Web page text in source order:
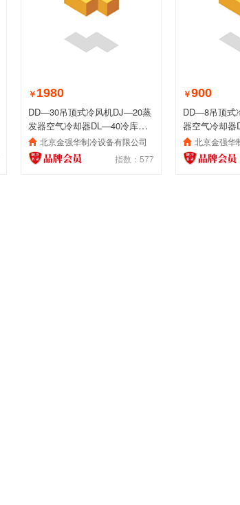
￥ 1980
DD—30吊顶式冷风机DJ—20蒸
发器空气冷却器DL—40冷库内
机制冷设备
北京金强华制冷设备有限公司
指数：577
￥900
DD—8吊顶式
器空气冷却
制冷设备
北京金强华